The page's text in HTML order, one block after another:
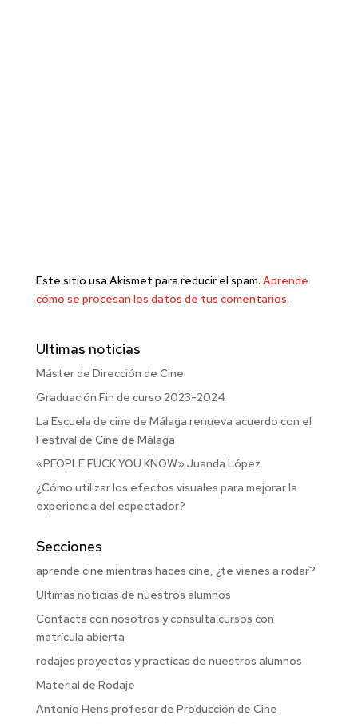
Este sitio usa Akismet para reducir el spam. Aprende
cómo se procesan los datos de tus comentarios.
Ultimas noticias
Máster de Dirección de Cine
Graduación Fin de curso 2023-2024
La Escuela de cine de Málaga renueva acuerdo con el
Festival de Cine de Málaga
«PEOPLE FUCK YOU KNOW» Juanda López
¿Cómo utilizar los efectos visuales para mejorar la
experiencia del espectador?
Secciones
aprende cine mientras haces cine, ¿te vienes a rodar?
Ultimas noticias de nuestros alumnos
Contacta con nosotros y consulta cursos con
matrícula abierta
rodajes proyectos y practicas de nuestros alumnos
Material de Rodaje
Antonio Hens profesor de Producción de Cine